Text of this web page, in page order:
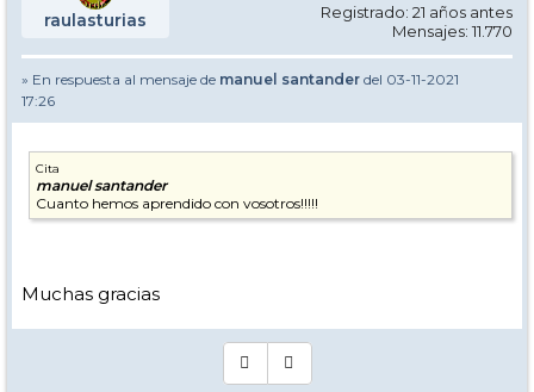
raulasturias
Registrado: 21 años antes
Mensajes: 11.770
» En respuesta al mensaje de manuel santander del 03-11-2021
17:26
Cita
manuel santander
Cuanto hemos aprendido con vosotros!!!!!
Muchas gracias